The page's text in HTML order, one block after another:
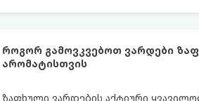
როგორ გამოვკვებოთ ვარდები
არომატისთვის
ზაფხული ვარდების აქტიური